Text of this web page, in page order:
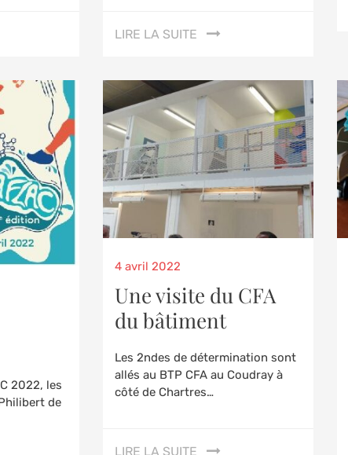
LIRE LA SUITE
2022, les
de
Posted
4 avril 2022
Une visite du CFA
du bâtiment
Les 2ndes de détermination sont
allés au BTP CFA au Coudray à
côté de Chartres…
LIRE LA SUITE